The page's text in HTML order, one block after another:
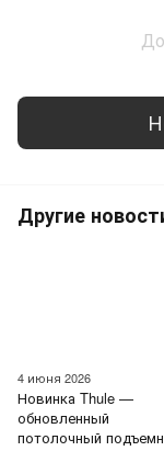
Другие
4 июня 2026
Новинка Thule —
обновленный
потолочный